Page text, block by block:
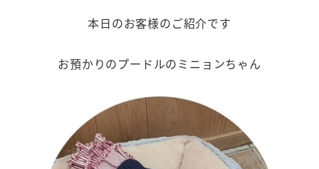
本日のお客様のご紹介です
お預かりのプードルのミニョンちゃん